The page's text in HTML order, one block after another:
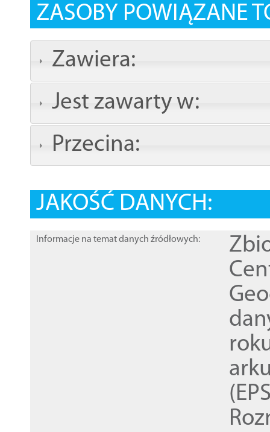
ZASOBY POWIĄZANE
Zawiera:
Jest zawarty w:
Przecina:
JAKOŚĆ DANYCH:
Informacje na temat danych źródłowych: